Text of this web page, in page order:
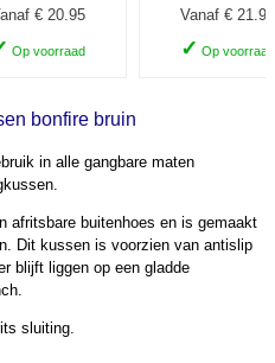
€ 20.95
Op voorraad
Vanaf € 21.95
✓ Op voorraad
bonfire bruin
in alle gangbare maten
afritsbare buitenhoes en is gemaakt
Dit kussen is voorzien van antislip
blijft liggen op een gladde
sluiting.